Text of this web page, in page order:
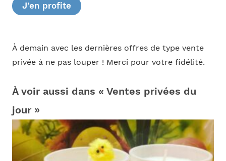
J’en profite
À demain avec les dernières offres de type vente
privée à ne pas louper ! Merci pour votre fidélité.
À voir aussi dans « Ventes privées du
jour »